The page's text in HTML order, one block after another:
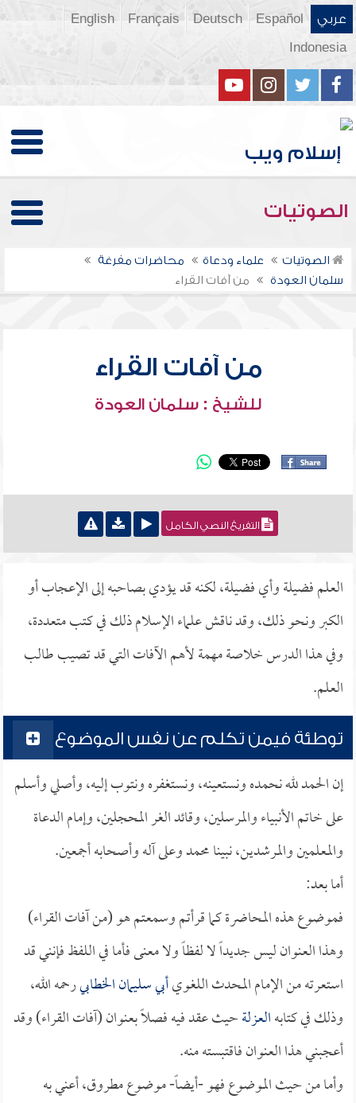
عربي Español
Deutsch
Français
English
Indonesia
الصوتيات
الصوتيات علماء ودعاة
محاضرات مفرغة
سلمان العودة
من آفات القراء
من آفات القراء
للشيخ : سلمان العودة
التفريغ النصي الكامل
العلم فضيلة وأي فضيلة، لكنه قد يؤدي بصاحبه إلى الإعجاب أو
الكبر ونحو ذلك، وقد ناقش علماء الإسلام ذلك في كتب متعددة،
وفي هذا الدرس خلاصة مهمة لأهم الآفات التي قد تصيب طالب
العلم.
توطئة فيمن تكلم عن نفس الموضوع
إن الحمد لله نحمده ونستعينه، ونستغفره ونتوب إليه، وأصلي وأسلم
على خاتم الأنبياء والمرسلين، وقائد الغر المحجلين، وإمام الدعاة
والمعلمين والمرشدين، نبينا محمد وعلى آله وأصحابه أجمعين.
أما بعد:
فموضوع هذه المحاضرة كما قرأتم وسمعتم هو (من آفات القراء)
وهذا العنوان ليس جديداً لا لفظاً ولا معنى فأما في اللفظ فإنني قد
استعرته من الإمام المحدث اللغويأبي سليمان الخطابيرحمه الله،
وذلك في كتابهالعزلةحيث عقد فيه فصلاً بعنوان (آفات القراء) وقد
أعجبني هذا العنوان فاقتبسته منه.
وأما من حيث الموضوع فهو -أيضاً- موضوع مطروق، أعني به